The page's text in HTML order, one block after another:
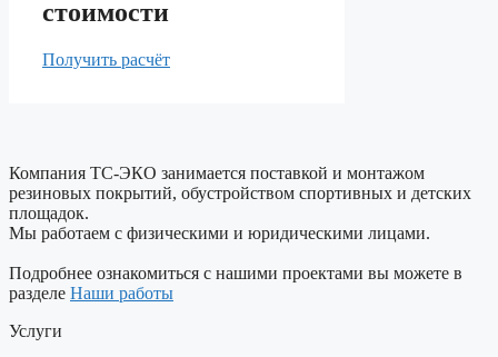
стоимости
Получить расчёт
Компания ТС-ЭКО занимается поставкой и монтажом
резиновых покрытий, обустройством спортивных и детских
площадок.
Мы работаем с физическими и юридическими лицами.
Подробнее ознакомиться с нашими проектами вы можете в
разделе Наши работы
Услуги